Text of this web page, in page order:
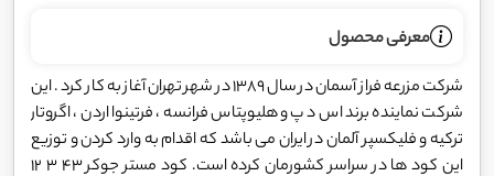
معرفی محصول
شرکت مزرعه فراز آسمان در سال 1389 در شهر تهران آغاز به کار کرد . این
شرکت نماینده برند اس د پ و هلیوپتاس فرانسه ، فرتینوا اردن ، اگروتار
ترکیه و فلیکسپر آلمان در ایران می باشد که اقدام به وارد کردن و توزیع
این کود ها در سراسر کشورمان کرده است. کود مستر جوکر 43 3 12